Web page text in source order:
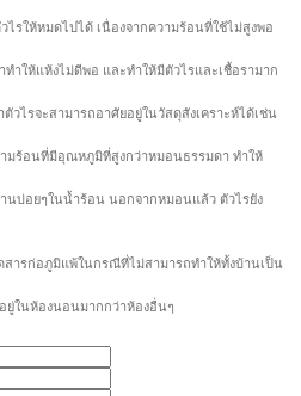
รให้หมดไปได้ เนื่องจากความร้อนที่ใช้ไม่สูงพอ
ให้แห้งไม่ดีพอ และทำให้มีตัวไรและเชื้อรามาก
วไรจะสามารถอาศัยอยู่ในวัสดุสังเคราะห์ได้เช่น
ร้อนที่มีอุณหภูมิที่สูงกว่าหมอนธรรมดา ทำให้
บ่อยๆในน้ำร้อน นอกจากหมอนแล้ว ตัวไรยัง
ารก่อภูมิแพ้ในกรณีที่ไม่สามารถทำให้ทั้งบ้านเป็น
ยู่ในห้องนอนมากกว่าห้องอื่นๆ